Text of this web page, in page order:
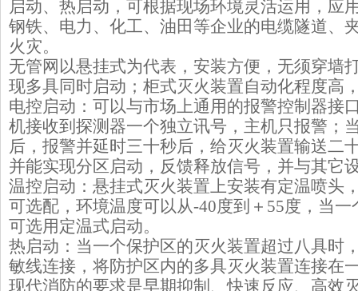
启动、热启动，可根据现场环境灵活运用，应
钢铁、电力、化工、油田等企业的电缆隧道、
火灾。
无管网以悬挂式为代表，安装方便，无须穿墙
现多具同时启动；柜式灭火装置自动化程度高
电控启动：可以与市场上通用的报警控制器接
机接收到探测器一个独立讯号，主机只报警；
后，报警并延时三十秒后，给灭火装置输送二
并能实现分区启动，反馈释放信号，并与其它
温控启动：悬挂式灭火装置上安装有定温喷头
可选配，环境温度可以从-40度到＋55度，当
可选用定温式启动。
热启动：当一个保护区的灭火装置超过八具时
敏线连接，将防护区内的多具灭火装置连接在
现代消防的要求是早期抑制、快速反应、高效